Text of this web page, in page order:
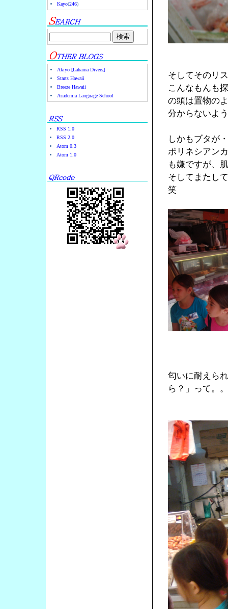
Kayo(246)
Akiyo [Lahaina Divers]
Starts Hawaii
Breeze Hawaii
Academia Language School
RSS 1.0
RSS 2.0
Atom 0.3
Atom 1.0
そしてそのリ
こんなもんも
の頭は置物の
分からないよ
しかもブタが
ポリネシアン
も嫌ですが、
そしてまたし
笑
匂いに耐えら
ら？」って。